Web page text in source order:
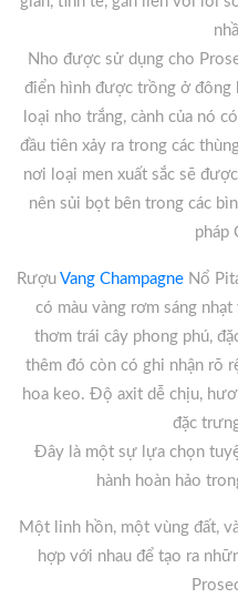
Nho được sử dụng cho
điển hình được trồng ở đông
loại nho trắng, cành của nó
đầu tiên xảy ra trong các
nơi loại men xuất sắc sẽ
nên sủi bọt bên trong các
pháp
Rượu Vang Champagne Nổ
có màu vàng rơm sáng
thơm trái cây phong phú,
thêm đó còn có ghi nhận rõ
hoa keo. Độ axit dễ chịu,
đặc
Đây là một sự lựa chọn
hành hoàn hảo
Một linh hồn, một vùng đất,
hợp với nhau để tạo ra